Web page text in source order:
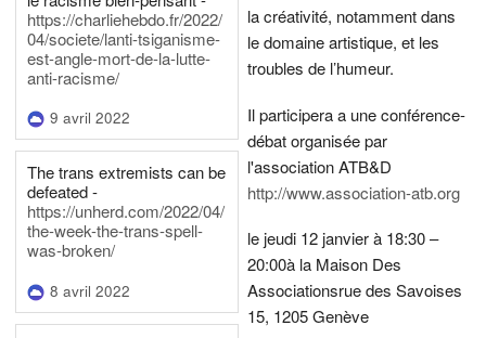
https://charliehebdo.fr/2022/
04/societe/lanti-tsiganisme-
est-angle-mort-de-la-lutte-
anti-racisme/
9 avril 2022
The trans extremists can be
defeated -
https://unherd.com/2022/04/
the-week-the-trans-spell-
was-broken/
8 avril 2022
la créativité, notamment dans
le domaine artistique, et les
troubles de l’humeur.
Il participera a une conférence-
débat organisée par
l'association ATB&D
http://www.association-atb.org
le jeudi 12 janvier à 18:30 –
20:00à la Maison Des
Associationsrue des Savoises
15, 1205 Genève